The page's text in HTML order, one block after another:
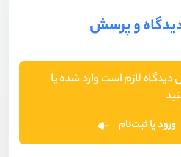
و پرسش
دیدگاه لازم است وارد شده یا
ورود یا ثبت‌نام